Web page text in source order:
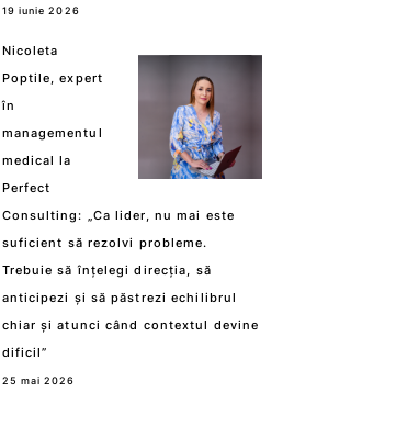
19 iunie 2026
Nicoleta
Poptile, expert
în
managementul
medical la
Perfect
Consulting: „Ca lider, nu mai este
suficient să rezolvi probleme.
Trebuie să înțelegi direcția, să
anticipezi și să păstrezi echilibrul
chiar și atunci când contextul devine
dificil”
25 mai 2026